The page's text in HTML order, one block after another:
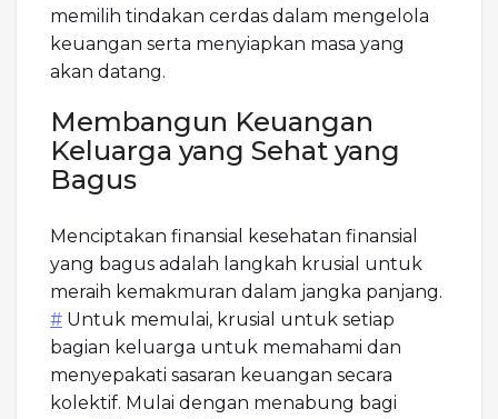
memilih tindakan cerdas dalam mengelola
keuangan serta menyiapkan masa yang
akan datang.
Membangun Keuangan
Keluarga yang Sehat yang
Bagus
Menciptakan finansial kesehatan finansial
yang bagus adalah langkah krusial untuk
meraih kemakmuran dalam jangka panjang.
# Untuk memulai, krusial untuk setiap
bagian keluarga untuk memahami dan
menyepakati sasaran keuangan secara
kolektif. Mulai dengan menabung bagi